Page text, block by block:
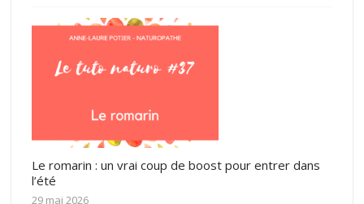
Le romarin : un vrai coup de boost pour entrer dans
l’été
29 mai 2026